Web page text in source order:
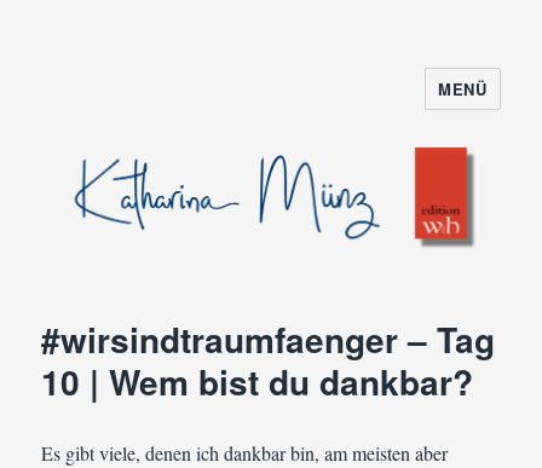
MENÜ
#wirsindtraumfaenger – Tag
10 | Wem bist du dankbar?
Es gibt viele, denen ich dankbar bin, am meisten aber